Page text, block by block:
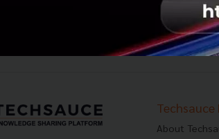
985 986
Techsauce
About